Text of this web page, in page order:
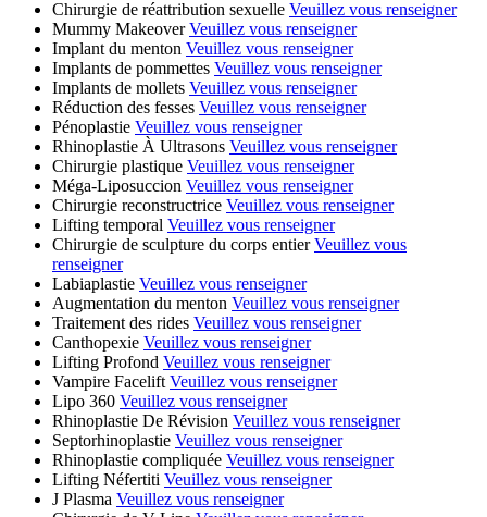
Chirurgie de réattribution sexuelle Veuillez vous renseigner
Mummy Makeover Veuillez vous renseigner
Implant du menton Veuillez vous renseigner
Implants de pommettes Veuillez vous renseigner
Implants de mollets Veuillez vous renseigner
Réduction des fesses Veuillez vous renseigner
Pénoplastie Veuillez vous renseigner
Rhinoplastie À Ultrasons Veuillez vous renseigner
Chirurgie plastique Veuillez vous renseigner
Méga-Liposuccion Veuillez vous renseigner
Chirurgie reconstructrice Veuillez vous renseigner
Lifting temporal Veuillez vous renseigner
Chirurgie de sculpture du corps entier Veuillez vous
renseigner
Labiaplastie Veuillez vous renseigner
Augmentation du menton Veuillez vous renseigner
Traitement des rides Veuillez vous renseigner
Canthopexie Veuillez vous renseigner
Lifting Profond Veuillez vous renseigner
Vampire Facelift Veuillez vous renseigner
Lipo 360 Veuillez vous renseigner
Rhinoplastie De Révision Veuillez vous renseigner
Septorhinoplastie Veuillez vous renseigner
Rhinoplastie compliquée Veuillez vous renseigner
Lifting Néfertiti Veuillez vous renseigner
J Plasma Veuillez vous renseigner